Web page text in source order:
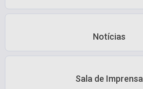
Notícias
Sala de Imprensa